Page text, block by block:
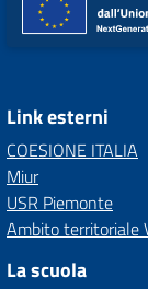
Link esterni
COESIONE ITALIA
Miur
USR Piemonte
Ambito territoriale
La scuola